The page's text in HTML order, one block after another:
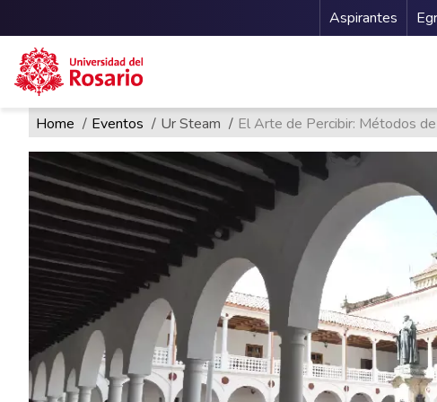
Pasar al contenido principal
Menu
Aspirantes
Ruta de navegación
Home Eventos Ur Steam El Arte de Percibir: Métodos